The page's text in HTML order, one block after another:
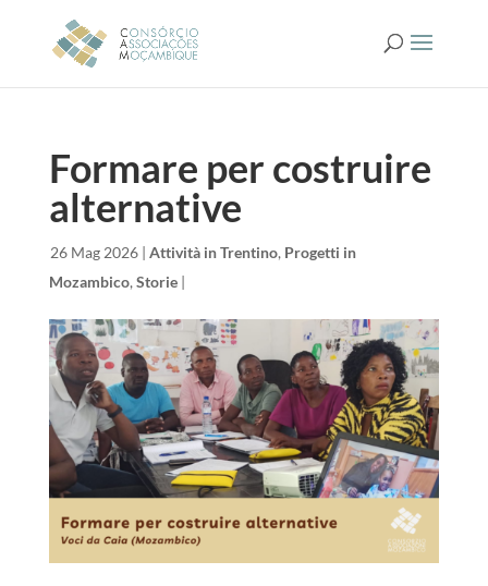
Formare per costruire
alternative
26 Mag 2026| Attività in Trentino, Progetti in
Mozambico, Storie|